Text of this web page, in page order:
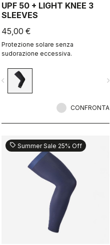
UPF 50 + LIGHT KNEE 3
SLEEVES
45,00 €
Protezione solare senza
sudorazione eccessiva.
navigate_next
CONFRONTA
sell Summer Sale 25% Off